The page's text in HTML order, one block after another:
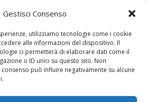
Gestisci Consenso
utilizziamo tecnologie come i cookie
alle informazioni del dispositivo. Il
ci permetterà di elaborare dati come il
o ID unici su questo sito. Non
può influire negativamente su alcune